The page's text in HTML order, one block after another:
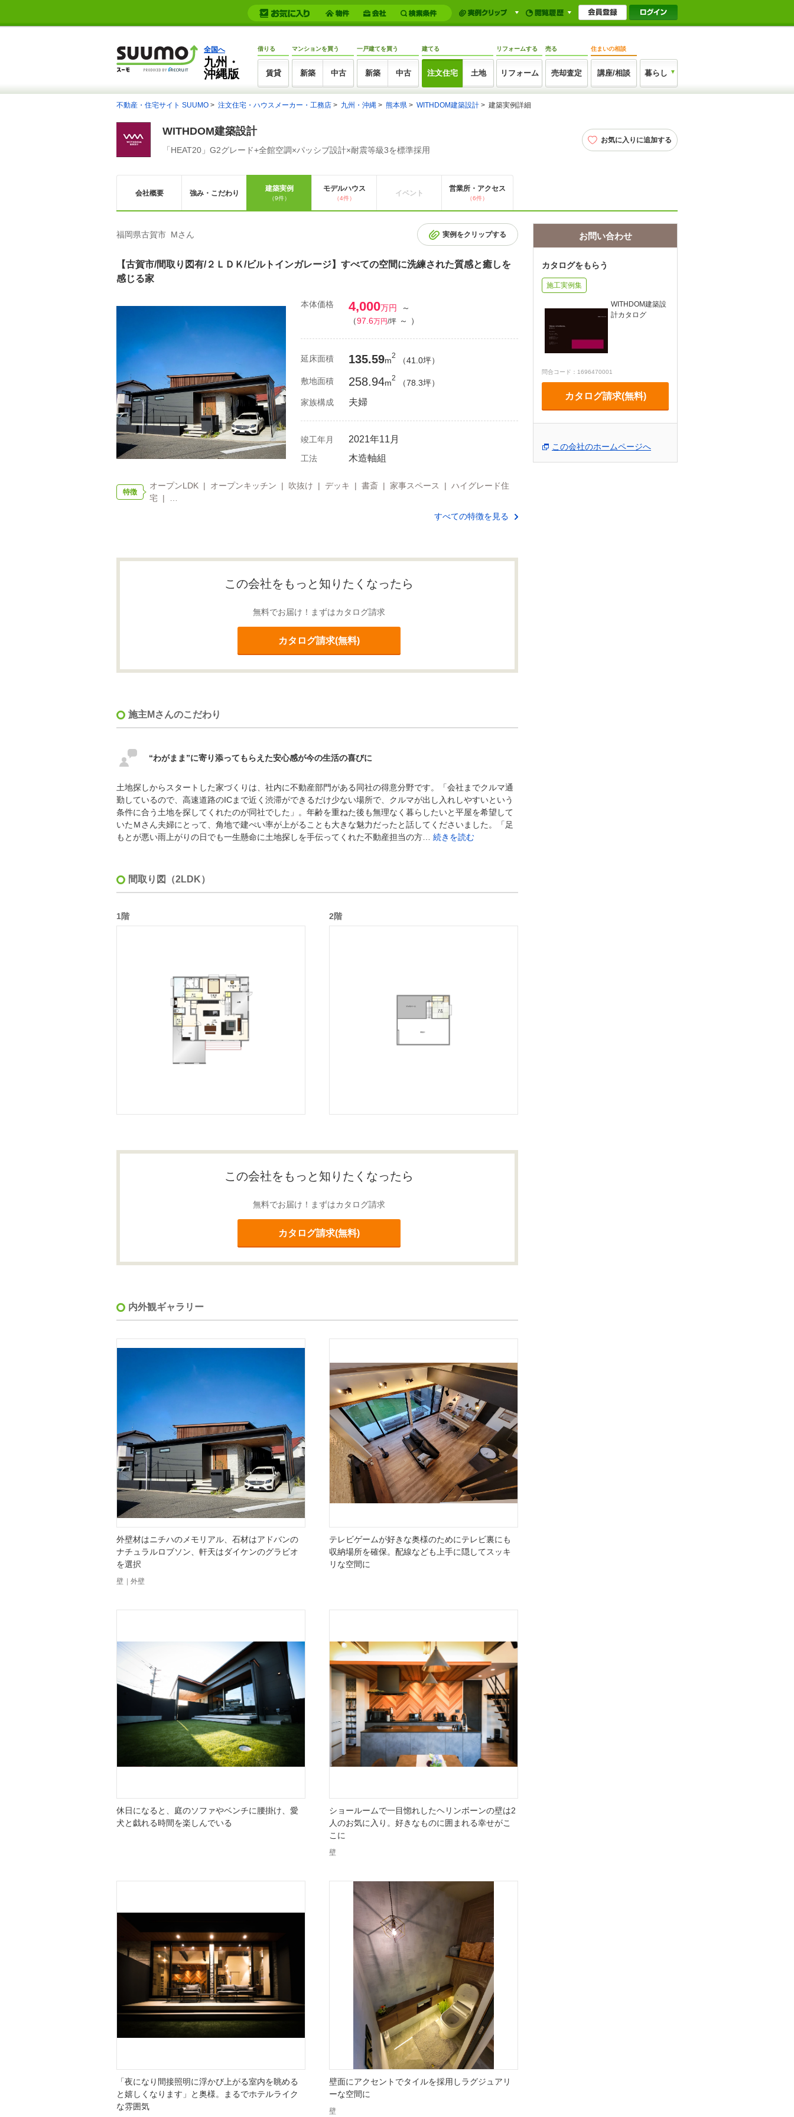
全国へ
九州・
沖縄版
借りる
賃貸
マンションを買う
新築 中古
一戸建てを買う
新築 中古
建てる
注文住宅 土地
リフォームする
リフォーム
売る
売却査定
住まいの相談
講座/相談 暮らし
不動産・住宅サイト SUUMO 注文住宅・ハウスメーカー・工務店 九州・沖縄 熊本県 WITHDOM建築設計 建築実例詳細
WITHDOM建築設計
「HEAT20」G2グレード+全館空調×パッシブ設計×耐震等級3を標準採用
お気に入りに追加する
会社概要 強み・こだわり
建築実例
（9件）
モデルハウス
（4件）
イベント
営業所・アクセス
（6件）
福岡県古賀市 Mさん 実例をクリップする
【古賀市/間取り図有/２ＬＤＫ/ビルトインガレージ】すべての空間に洗練された質感と癒しを
感じる家
本体価格 4,000万円
～
（97.6万円/坪 ～ ）
延床面積 135.59m
2
（41.0坪）
敷地面積 258.94m
2
（78.3坪）
家族構成 夫婦
竣工年月 2021年11月
工法 木造軸組
特徴
オープンLDK | オープンキッチン | 吹抜け | デッキ | 書斎 | 家事スペース | ハイグレード住
宅 | …
すべての特徴を見る
この会社をもっと知りたくなったら
無料でお届け！まずはカタログ請求
カタログ請求(無料)
施主Mさんのこだわり
“わがまま”に寄り添ってもらえた安心感が今の生活の喜びに
土地探しからスタートした家づくりは、社内に不動産部門がある同社の得意分野です。「会社までクルマ通
勤しているので、高速道路のICまで近く渋滞ができるだけ少ない場所で、クルマが出し入れしやすいという
条件に合う土地を探してくれたのが同社でした」。年齢を重ねた後も無理なく暮らしたいと平屋を希望して
いたＭさん夫婦にとって、角地で建ぺい率が上がることも大きな魅力だったと話してくださいました。「足
もとが悪い雨上がりの日でも一生懸命に土地探しを手伝ってくれた不動産担当の方… 続きを読む
間取り図（2LDK）
1階 2階
この会社をもっと知りたくなったら
無料でお届け！まずはカタログ請求
カタログ請求(無料)
内外観ギャラリー
外壁材はニチハのメモリアル、石材はアドバンの
ナチュラルロブソン、軒天はダイケンのグラビオ
を選択
壁 外壁
テレビゲームが好きな奥様のためにテレビ裏にも
収納場所を確保。配線なども上手に隠してスッキ
リな空間に
休日になると、庭のソファやベンチに腰掛け、愛
犬と戯れる時間を楽しんでいる
ショールームで一目惚れしたヘリンボーンの壁は2
人のお気に入り。好きなものに囲まれる幸せがこ
こに
壁
「夜になり間接照明に浮かび上がる室内を眺める
と嬉しくなります」と奥様。まるでホテルライク
な雰囲気
壁面にアクセントでタイルを採用しラグジュアリ
ーな空間に
壁
お問い合わせ
カタログをもらう
施工実例集
WITHDOM建築設
計カタログ
問合コード：1696470001
カタログ請求(無料)
この会社のホームページへ